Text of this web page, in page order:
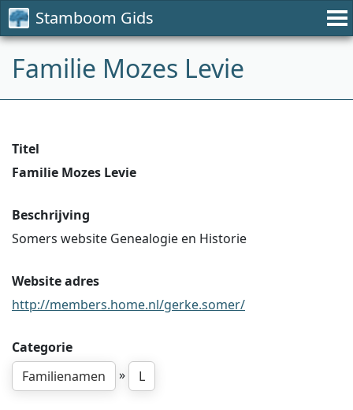
Stamboom Gids
Familie Mozes Levie
Titel
Familie Mozes Levie
Beschrijving
Somers website Genealogie en Historie
Website adres
http://members.home.nl/gerke.somer/
Categorie
Familienamen
» L